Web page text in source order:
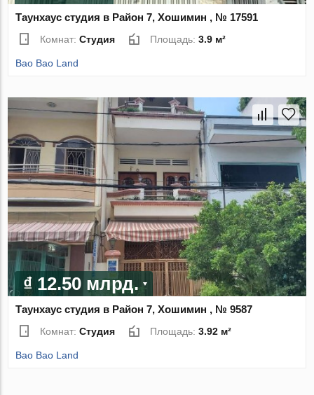
Таунхаус студия в Район 7, Хошимин , № 17591
Комнат:Студия Площадь:3.9 м²
Bao Bao Land
₫ 12.50 млрд.
Таунхаус студия в Район 7, Хошимин , № 9587
Комнат:Студия Площадь:3.92 м²
Bao Bao Land